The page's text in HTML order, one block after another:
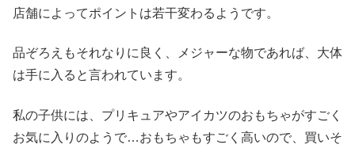
店舗によってポイントは若干変わるようです。
品ぞろえもそれなりに良く、メジャーな物であれば、大体
は手に入ると言われています。
私の子供には、プリキュアやアイカツのおもちゃがすごく
お気に入りのようで…おもちゃもすごく高いので、買いそ